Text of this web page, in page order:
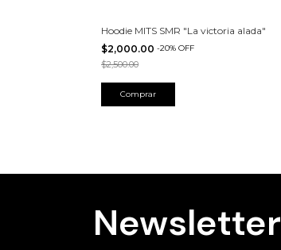
Hoodie MITS SMR "La victoria alada"
$2,000.00 -20% OFF
$2,500.00
Comprar
Newsletter